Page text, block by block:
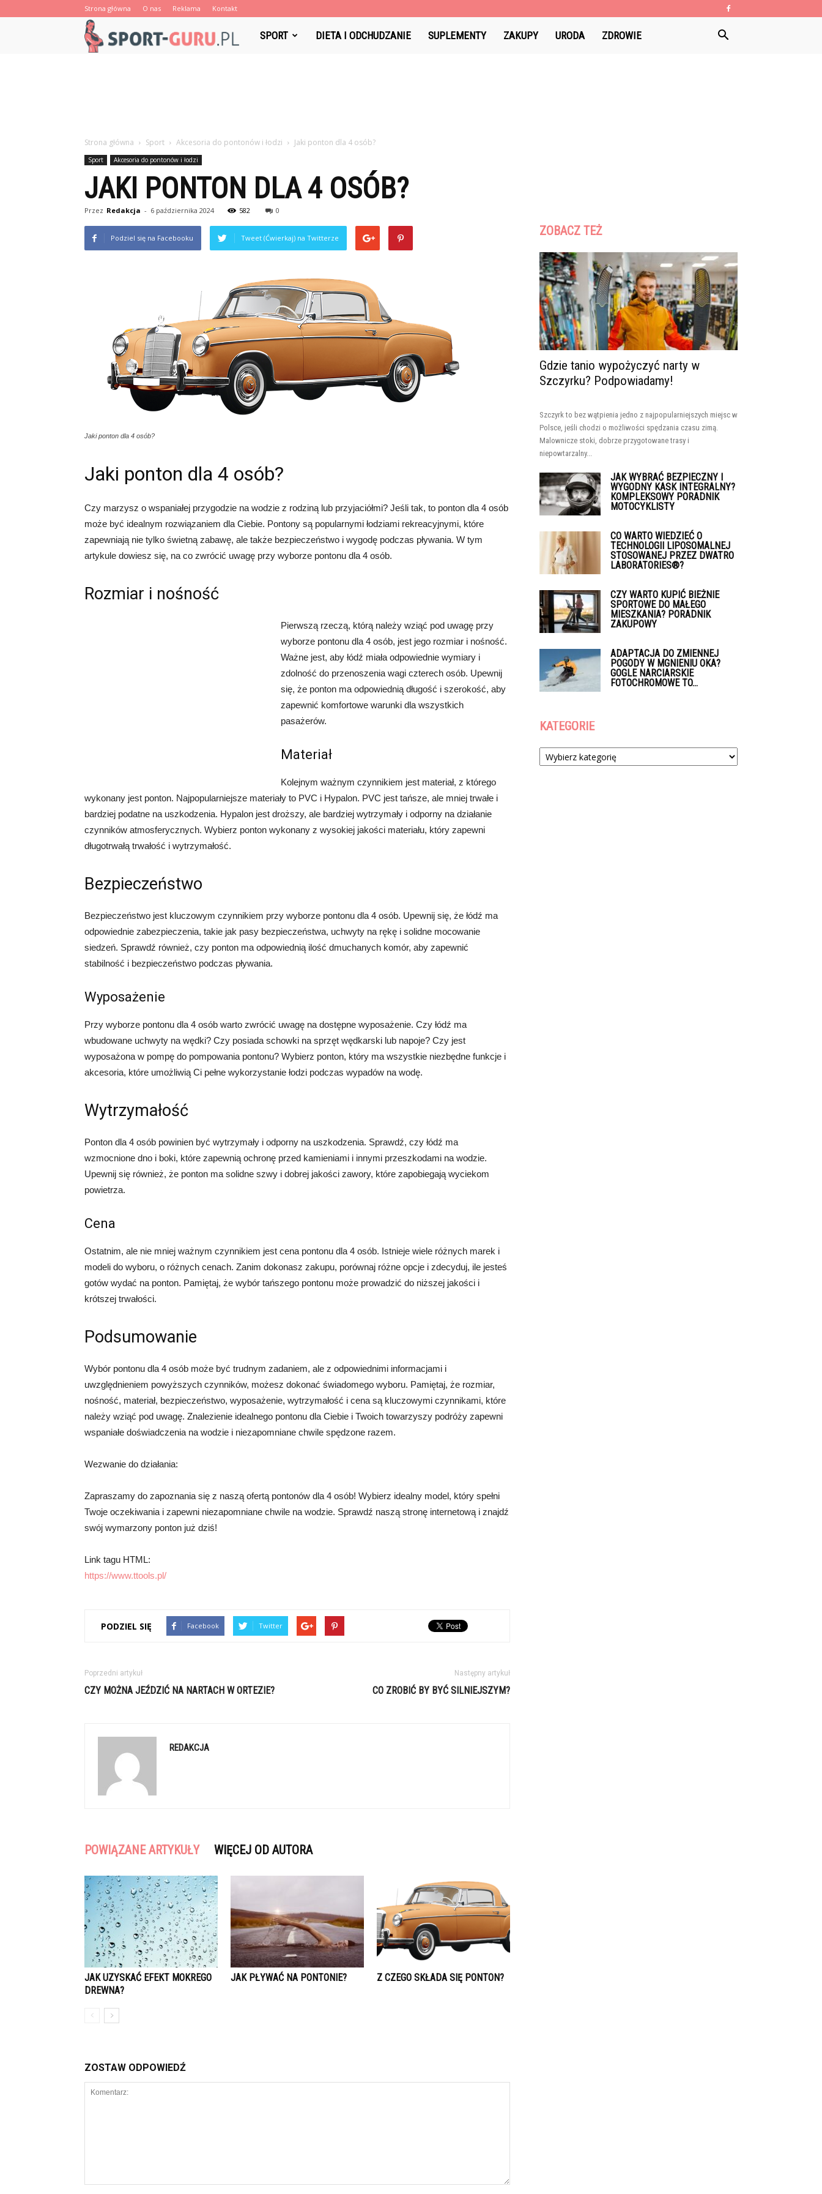
Strona główna O nas Reklama Kontakt
Sport-
SPORT DIETA I ODCHUDZANIE SUPLEMENTY ZAKUPY URODA ZDROWIE
Strona główna Sport Akcesoria do pontonów i łodzi Jaki ponton dla 4 osób?
Sport Akcesoria do pontonów i łodzi
JAKI PONTON DLA 4 OSÓB?
Przez Redakcja - 6 października 2024 582 0
Podziel się na Facebooku Tweet (Ćwierkaj) na Twitterze
Jaki ponton dla 4 osób?
Jaki ponton dla 4 osób?
Czy marzysz o wspaniałej przygodzie na wodzie z rodziną lub przyjaciółmi? Jeśli tak, to ponton dla 4 osób
może być idealnym rozwiązaniem dla Ciebie. Pontony są popularnymi łodziami rekreacyjnymi, które
zapewniają nie tylko świetną zabawę, ale także bezpieczeństwo i wygodę podczas pływania. W tym
artykule dowiesz się, na co zwrócić uwagę przy wyborze pontonu dla 4 osób.
Rozmiar i nośność
Pierwszą rzeczą, którą należy wziąć pod uwagę przy
wyborze pontonu dla 4 osób, jest jego rozmiar i nośność.
Ważne jest, aby łódź miała odpowiednie wymiary i
zdolność do przenoszenia wagi czterech osób. Upewnij
się, że ponton ma odpowiednią długość i szerokość, aby
zapewnić komfortowe warunki dla wszystkich
pasażerów.
Materiał
Kolejnym ważnym czynnikiem jest materiał, z którego
wykonany jest ponton. Najpopularniejsze materiały to PVC i Hypalon. PVC jest tańsze, ale mniej trwałe i
bardziej podatne na uszkodzenia. Hypalon jest droższy, ale bardziej wytrzymały i odporny na działanie
czynników atmosferycznych. Wybierz ponton wykonany z wysokiej jakości materiału, który zapewni
długotrwałą trwałość i wytrzymałość.
Bezpieczeństwo
Bezpieczeństwo jest kluczowym czynnikiem przy wyborze pontonu dla 4 osób. Upewnij się, że łódź ma
odpowiednie zabezpieczenia, takie jak pasy bezpieczeństwa, uchwyty na rękę i solidne mocowanie
siedzeń. Sprawdź również, czy ponton ma odpowiednią ilość dmuchanych komór, aby zapewnić
stabilność i bezpieczeństwo podczas pływania.
Wyposażenie
Przy wyborze pontonu dla 4 osób warto zwrócić uwagę na dostępne wyposażenie. Czy łódź ma
wbudowane uchwyty na wędki? Czy posiada schowki na sprzęt wędkarski lub napoje? Czy jest
wyposażona w pompę do pompowania pontonu? Wybierz ponton, który ma wszystkie niezbędne funkcje i
akcesoria, które umożliwią Ci pełne wykorzystanie łodzi podczas wypadów na wodę.
Wytrzymałość
Ponton dla 4 osób powinien być wytrzymały i odporny na uszkodzenia. Sprawdź, czy łódź ma
wzmocnione dno i boki, które zapewnią ochronę przed kamieniami i innymi przeszkodami na wodzie.
Upewnij się również, że ponton ma solidne szwy i dobrej jakości zawory, które zapobiegają wyciekom
powietrza.
Cena
Ostatnim, ale nie mniej ważnym czynnikiem jest cena pontonu dla 4 osób. Istnieje wiele różnych marek i
modeli do wyboru, o różnych cenach. Zanim dokonasz zakupu, porównaj różne opcje i zdecyduj, ile jesteś
gotów wydać na ponton. Pamiętaj, że wybór tańszego pontonu może prowadzić do niższej jakości i
krótszej trwałości.
Podsumowanie
Wybór pontonu dla 4 osób może być trudnym zadaniem, ale z odpowiednimi informacjami i
uwzględnieniem powyższych czynników, możesz dokonać świadomego wyboru. Pamiętaj, że rozmiar,
nośność, materiał, bezpieczeństwo, wyposażenie, wytrzymałość i cena są kluczowymi czynnikami, które
należy wziąć pod uwagę. Znalezienie idealnego pontonu dla Ciebie i Twoich towarzyszy podróży zapewni
wspaniałe doświadczenia na wodzie i niezapomniane chwile spędzone razem.
Wezwanie do działania:
Zapraszamy do zapoznania się z naszą ofertą pontonów dla 4 osób! Wybierz idealny model, który spełni
Twoje oczekiwania i zapewni niezapomniane chwile na wodzie. Sprawdź naszą stronę internetową i znajdź
swój wymarzony ponton już dziś!
Link tagu HTML:
https://www.ttools.pl/
PODZIEL SIĘ Facebook Twitter
Poprzedni artykuł
CZY MOŻNA JEŹDZIĆ NA NARTACH W ORTEZIE?
Następny artykuł
CO ZROBIĆ BY BYĆ SILNIEJSZYM?
REDAKCJA
POWIĄZANE ARTYKUŁY WIĘCEJ OD AUTORA
JAK UZYSKAĆ EFEKT MOKREGO
DREWNA?
JAK PŁYWAĆ NA PONTONIE? Z CZEGO SKŁADA SIĘ PONTON?
ZOSTAW ODPOWIEDŹ
ZOBACZ TEŻ
Gdzie tanio wypożyczyć narty w
Szczyrku? Podpowiadamy!
Szczyrk to bez wątpienia jedno z najpopularniejszych miejsc w
Polsce, jeśli chodzi o możliwości spędzania czasu zimą.
Malownicze stoki, dobrze przygotowane trasy i
niepowtarzalny...
JAK WYBRAĆ BEZPIECZNY I
WYGODNY KASK INTEGRALNY?
KOMPLEKSOWY PORADNIK
MOTOCYKLISTY
CO WARTO WIEDZIEĆ O
TECHNOLOGII LIPOSOMALNEJ
STOSOWANEJ PRZEZ DWATRO
LABORATORIES®?
CZY WARTO KUPIĆ BIEŻNIE
SPORTOWE DO MAŁEGO
MIESZKANIA? PORADNIK
ZAKUPOWY
ADAPTACJA DO ZMIENNEJ
POGODY W MGNIENIU OKA?
GOGLE NARCIARSKIE
FOTOCHROMOWE TO...
KATEGORIE
Kategorie